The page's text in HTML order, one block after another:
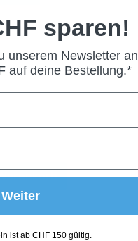
sparen!
unserem Newsletter an
auf deine Bestellung.*
Weiter
ist ab CHF 150 gültig.